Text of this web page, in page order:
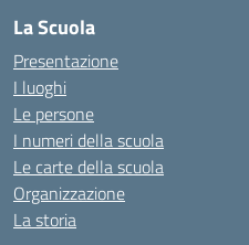
La Scuola
Presentazione
I luoghi
Le persone
I numeri della scuola
Le carte della scuola
Organizzazione
La storia